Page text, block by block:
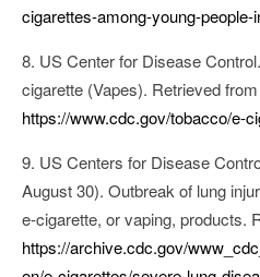
cigarettes-among-young-people-
8. US Center for Disease
cigarette (Vapes). Retrieved from
https://www.cdc.gov/tobacco/e-
9. US Centers for Disease
August 30). Outbreak of lung
e-cigarette, or vaping, products.
https://archive.cdc.gov/